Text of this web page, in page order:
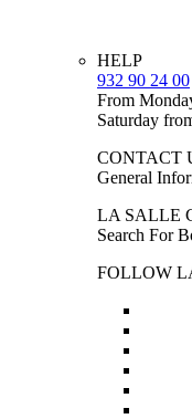
HELP
932 90 24 00
From
Saturday
CONTACT
General
LA SALLE
Search For
FOLLOW